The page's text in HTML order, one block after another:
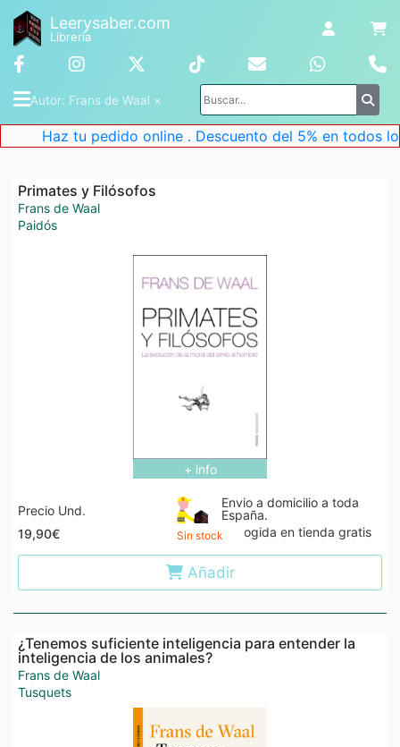
Leerysaber.com
Librería
Autor: Frans de Waal ×
Haz tu pedido online . Descuento del 5% en todos
Primates y Filósofos
Frans de Waal
Paidós
+ info
Precio Und.
19,90€
Envio a domicilio a toda
España.
Recogida en tienda gratis
Sin stock
Añadir
¿Tenemos suficiente inteligencia para entender la
inteligencia de los animales?
Frans de Waal
Tusquets